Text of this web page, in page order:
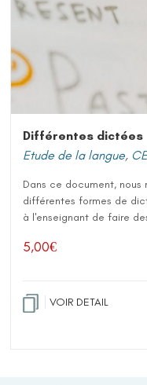
Différentes dictées
Etude de la langue,
Dans ce document, nous
différentes formes de
à l'enseignant de faire
5,00€
VOIR DETAIL